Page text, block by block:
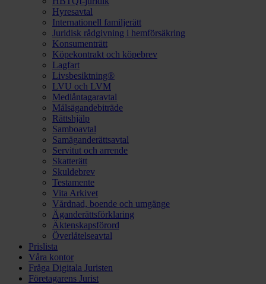
Hyresavtal
Internationell familjerätt
Juridisk rådgivning i hemförsäkring
Konsumenträtt
Köpekontrakt och köpebrev
Lagfart
Livsbesiktning®
LVU och LVM
Medlåntagaravtal
Målsägandebiträde
Rättshjälp
Samboavtal
Samäganderättsavtal
Servitut och arrende
Skatterätt
Skuldebrev
Testamente
Vita Arkivet
Vårdnad, boende och umgänge
Äganderättsförklaring
Äktenskapsförord
Överlåtelseavtal
Prislista
Våra kontor
Fråga Digitala Juristen
Företagarens Jurist